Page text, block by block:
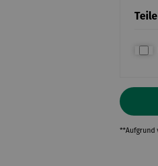
**Aufgrund